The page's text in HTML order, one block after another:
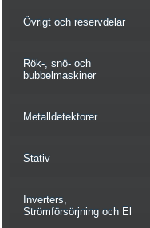
Övrigt och reservdelar
Rök-, snö- och
bubbelmaskiner
Metalldetektorer
Stativ
Inverters,
Strömförsörjning och El